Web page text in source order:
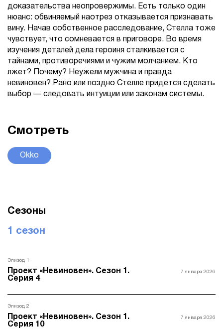
доказательства неопровержимы. Есть только один
нюанс: обвиняемый наотрез отказывается признавать
вину. Начав собственное расследование, Стелла тоже
чувствует, что сомневается в приговоре. Во время
изучения деталей дела героиня сталкивается с
тайнами, противоречиями и чужим молчанием. Кто
лжет? Почему? Неужели мужчина и правда
невиновен? Рано или поздно Стелле придется сделать
выбор — следовать интуиции или законам системы.
Смотреть
Okko
Сезоны
1 сезон
Эпизод 1
Проект «Невиновен». Сезон 1.
Серия 4
7 января 2026
Эпизод 2
Проект «Невиновен». Сезон 1.
Серия 10
7 января 2026